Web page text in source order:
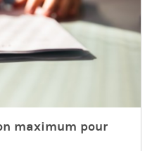
maximum pour